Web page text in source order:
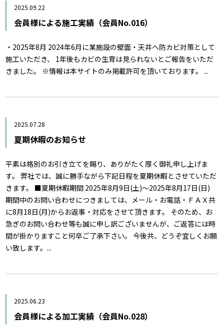
2025.09.22
会員様による施工実績（会員No.016）
・2025年8月 2024年6月に某施設の壁面・天井へ防カビ対策として
施工いただき、 1年後もカビの生育は見られないとご報告をいただ
きました。 ※情報は本サイトのみ掲載許可を頂いております。 ...
2025.07.28
夏期休暇のお知らせ
平素は格別のお引き立てを賜り、ありがたく厚く御礼申し上げま
す。 弊社では、誠に勝手ながら下記日程を夏期休暇とさせていただ
きます。 ■夏期休暇期間 2025年8月9日(土)～2025年8月17日(日)
期間中のお問い合わせにつきましては、メール・お電話・ＦＡＸ共
に8月18日(月)からお返事・対応をさせて頂きます。 そのため、お
急ぎのお問い合わせ等も誠に申し訳ございませんが、ご返答には時
間が掛かりますこと何卒ご了承下さい。 今後共、どうぞ宜しくお願
い致します。...
2025.06.23
会員様による加工実績（会員No.028）